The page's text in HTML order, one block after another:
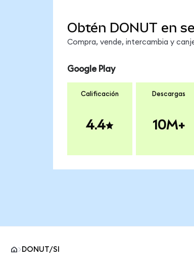
Obtén DONUT en
Compra, vende, intercambia y
Google Play
Calificación
4.4
Descargas
10M+
DONUT/SI